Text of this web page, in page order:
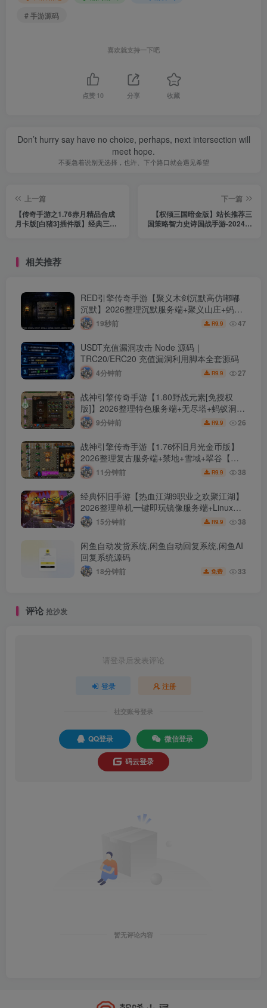
# 手游源码
喜欢就支持一下吧
点赞 10 分享 收藏
Don’t hurry say have no choice, perhaps, next intersection will
meet hope.
不要急着说别无选择，也许、下个路口就会遇见希望
上一篇
【传奇手游之1.76赤月精品合成
月卡版[白猪3]插件版】经典三职
页授权物品后台-GM直冲网页后
下一篇
【权倾三国暗金版】站长推荐三
国策略智力史诗国战手游-2024年
相关推荐
RED引擎传奇手游【聚义木剑沉默高仿嘟嘟
沉默】2026整理沉默服务端+聚义山庄+蚂蚁
洞+水底世界+钓鱼岛【站长亲测】
19秒前 R9.9 47
USDT充值漏洞攻击 Node 源码｜
TRC20/ERC20 充值漏洞利用脚本全套源码
4分钟前 R9.9 27
战神引擎传奇手游【1.80野战元素[免授权
版]】2026整理特色服务端+无尽塔+蚂蚁洞
+死亡神殿【站长亲测】
9分钟前 R9.9 26
战神引擎传奇手游【1.76怀旧月光金币版】
2026整理复古服务端+禁地+雪域+翠谷【站
长亲测】
11分钟前 R9.9 38
经典怀旧手游【热血江湖9职业之欢聚江湖】
2026整理单机一键即玩镜像服务端+Linux本
地学习手工端+GM后台【站长亲测】
15分钟前 R9.9 38
闲鱼自动发货系统,闲鱼自动回复系统,闲鱼AI
回复系统源码
18分钟前 免费 33
评论 抢沙发
请登录后发表评论
登录 注册
社交账号登录
QQ登录 微信登录
码云登录
暂无评论内容